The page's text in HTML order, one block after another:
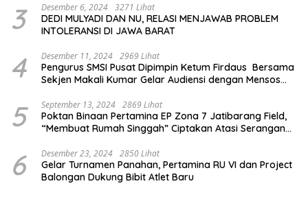
3 Desember 6, 2024 3271 Lihat
DEDI MULYADI DAN NU, RELASI MENJAWAB PROBLEM
INTOLERANSI DI JAWA BARAT
4 Desember 11, 2024 2969 Lihat
Pengurus SMSI Pusat Dipimpin Ketum Firdaus Bersama
Sekjen Makali Kumar Gelar Audiensi dengan Mensos
5 September 13, 2024 2869 Lihat
Poktan Binaan Pertamina EP Zona 7 Jatibarang Field,
“Membuat Rumah Singgah” Ciptakan Atasi Serangan
6 Desember 23, 2024 2850 Lihat
Gelar Turnamen Panahan, Pertamina RU VI dan Project
Balongan Dukung Bibit Atlet Baru